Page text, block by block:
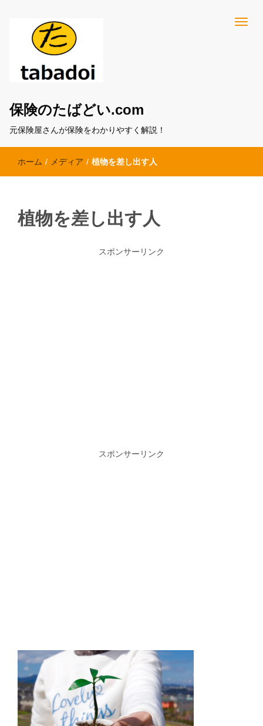
保険のたばどい.com
元保険屋さんが保険をわかりやすく解説！
ホーム / メディア / 植物を差し出す人
植物を差し出す人
スポンサーリンク
スポンサーリンク